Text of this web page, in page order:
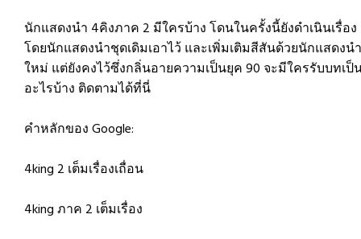
นักแสดงนำ 4คิงภาค 2 มีใครบ้าง โดนในครั้งนี้ยังดำเนินเรื่อง
โดยนักแสดงนำชุดเดิมเอาไว้ และเพิ่มเติมสีสันด้วยนักแสดงน
ใหม่ แต่ยังคงไว้ซึ่งกลิ่นอายความเป็นยุค 90 จะมีใครรับบทเป็
อะไรบ้าง ติดตามได้ที่นี่
คำหลักของ Google:
4king 2 เต็มเรื่องเถื่อน
4king ภาค 2 เต็มเรื่อง